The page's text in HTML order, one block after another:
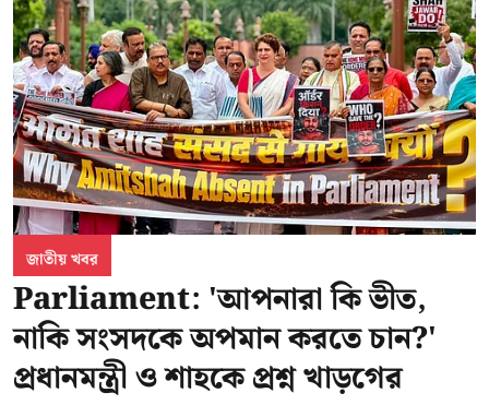
জাতীয় খবর
Parliament: 'আপনারা কি ভীত,
নাকি সংসদকে অপমান করতে চান?'
প্রধানমন্ত্রী ও শাহকে প্রশ্ন খাড়গের